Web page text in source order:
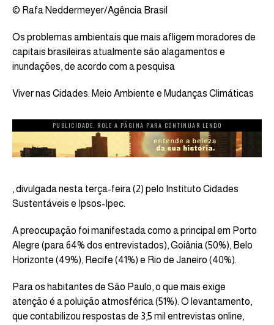
© Rafa Neddermeyer/Agência Brasil
Os problemas ambientais que mais afligem moradores de
capitais brasileiras atualmente são alagamentos e
inundações, de acordo com a pesquisa
Viver nas Cidades: Meio Ambiente e Mudanças Climáticas
PUBLICIDADE. ROLE A PÁGINA PARA CONTINUAR LENDO
, divulgada nesta terça-feira (2) pelo Instituto Cidades
Sustentáveis e Ipsos-Ipec.
A preocupação foi manifestada como a principal em Porto
Alegre (para 64% dos entrevistados), Goiânia (50%), Belo
Horizonte (49%), Recife (41%) e Rio de Janeiro (40%).
Para os habitantes de São Paulo, o que mais exige
atenção é a poluição atmosférica (51%). O levantamento,
que contabilizou respostas de 3,5 mil entrevistas online,